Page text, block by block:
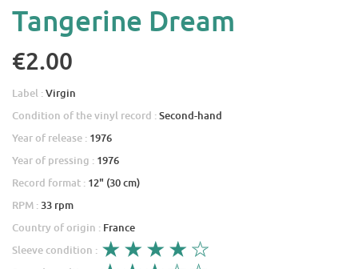
Tangerine Dream
€2.00
Label :Virgin
Condition of the vinyl record :Second-hand
Year of release : 1976
Year of pressing : 1976
Record format : 12" (30 cm)
RPM : 33 rpm
Country of origin : France
Sleeve condition :